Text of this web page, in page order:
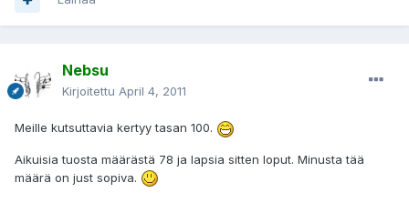
Nebsu
Kirjoitettu April 4, 2011
Meille kutsuttavia kertyy tasan 100.
Aikuisia tuosta määrästä 78 ja lapsia sitten loput. Minusta tää
määrä on just sopiva.